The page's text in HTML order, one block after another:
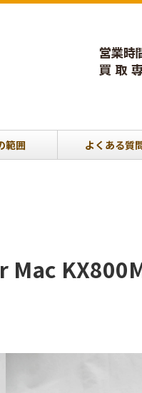
範囲 よくある質